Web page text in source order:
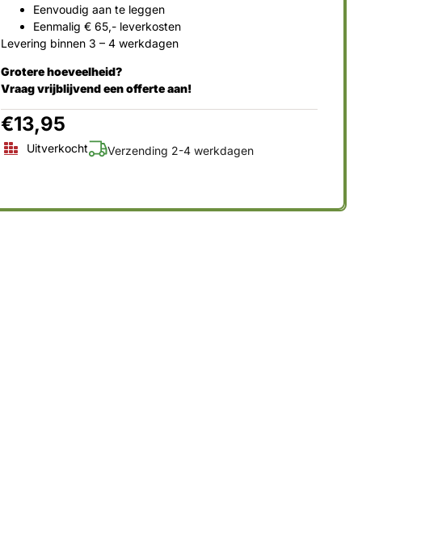
Eenvoudig aan te leggen
Eenmalig € 65,- leverkosten
Levering binnen 3 – 4 werkdagen
Grotere hoeveelheid?
Vraag vrijblijvend een offerte aan!
€13,95
Uitverkocht Verzending 2-4 werkdagen